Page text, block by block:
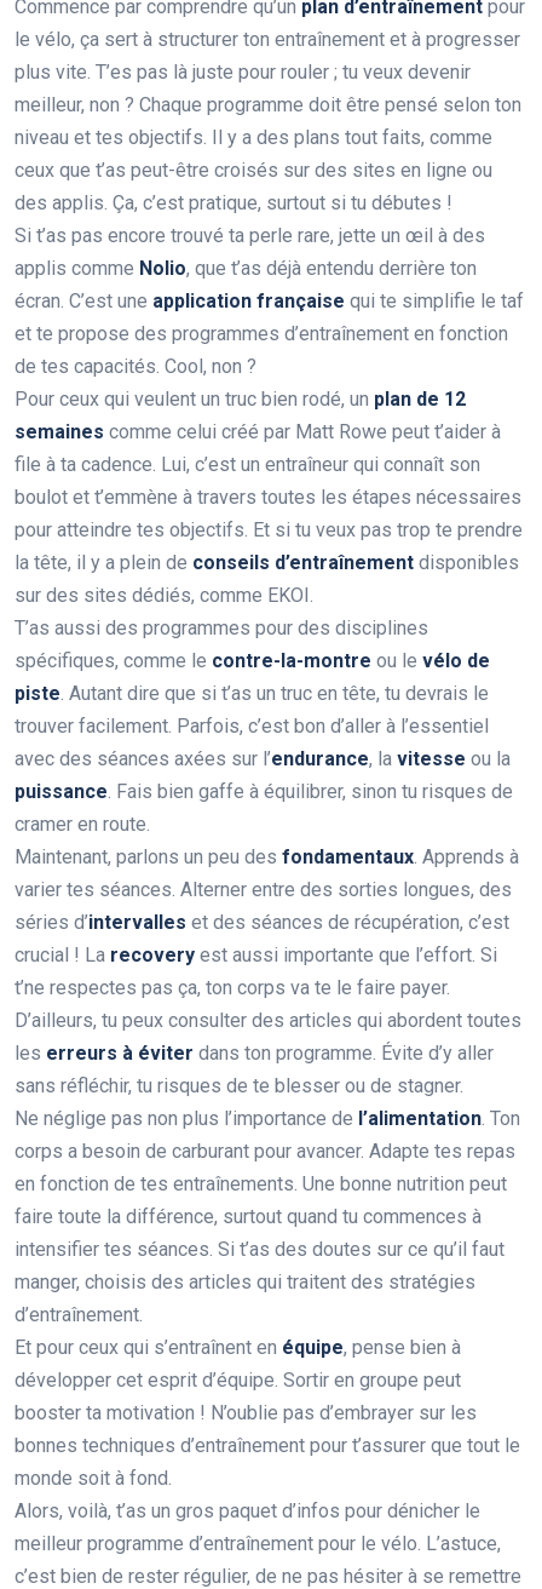
Commence par comprendre qu’un plan d’entraînement pour
le vélo, ça sert à structurer ton entraînement et à progresser
plus vite. T’es pas là juste pour rouler ; tu veux devenir
meilleur, non ? Chaque programme doit être pensé selon ton
niveau et tes objectifs. Il y a des plans tout faits, comme
ceux que t’as peut-être croisés sur des sites en ligne ou
des applis. Ça, c’est pratique, surtout si tu débutes !
Si t’as pas encore trouvé ta perle rare, jette un œil à des
applis comme Nolio, que t’as déjà entendu derrière ton
écran. C’est une application française qui te simplifie le taf
et te propose des programmes d’entraînement en fonction
de tes capacités. Cool, non ?
Pour ceux qui veulent un truc bien rodé, un plan de 12
semaines comme celui créé par Matt Rowe peut t’aider à
file à ta cadence. Lui, c’est un entraîneur qui connaît son
boulot et t’emmène à travers toutes les étapes nécessaires
pour atteindre tes objectifs. Et si tu veux pas trop te prendre
la tête, il y a plein de conseils d’entraînement disponibles
sur des sites dédiés, comme EKOI.
T’as aussi des programmes pour des disciplines
spécifiques, comme le contre-la-montre ou le vélo de
piste . Autant dire que si t’as un truc en tête, tu devrais le
trouver facilement. Parfois, c’est bon d’aller à l’essentiel
avec des séances axées sur l’endurance, la vitesse ou la
puissance . Fais bien gaffe à équilibrer, sinon tu risques de
cramer en route.
Maintenant, parlons un peu des fondamentaux . Apprends à
varier tes séances. Alterner entre des sorties longues, des
séries d’intervalles et des séances de récupération, c’est
crucial ! La recovery est aussi importante que l’effort. Si
t’ne respectes pas ça, ton corps va te le faire payer.
D’ailleurs, tu peux consulter des articles qui abordent toutes
les erreurs à éviter dans ton programme. Évite d’y aller
sans réfléchir, tu risques de te blesser ou de stagner.
Ne néglige pas non plus l’importance de l’alimentation . Ton
corps a besoin de carburant pour avancer. Adapte tes repas
en fonction de tes entraînements. Une bonne nutrition peut
faire toute la différence, surtout quand tu commences à
intensifier tes séances. Si t’as des doutes sur ce qu’il faut
manger, choisis des articles qui traitent des stratégies
d’entraînement.
Et pour ceux qui s’entraînent en équipe, pense bien à
développer cet esprit d’équipe. Sortir en groupe peut
booster ta motivation ! N’oublie pas d’embrayer sur les
bonnes techniques d’entraînement pour t’assurer que tout le
monde soit à fond.
Alors, voilà, t’as un gros paquet d’infos pour dénicher le
meilleur programme d’entraînement pour le vélo. L’astuce,
c’est bien de rester régulier, de ne pas hésiter à se remettre